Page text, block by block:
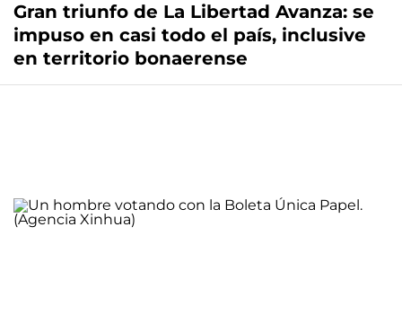
Gran triunfo de La Libertad Avanza: se
impuso en casi todo el país, inclusive
en territorio bonaerense